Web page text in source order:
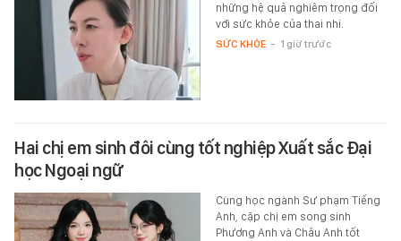
những hệ quả nghiêm trọng đối
với sức khỏe của thai nhi.
SỨC KHỎE - 1 giờ trước
Hai chị em sinh đôi cùng tốt nghiệp Xuất sắc Đại
học Ngoại ngữ
Cùng học ngành Sư phạm Tiếng
Anh, cặp chị em song sinh
Phương Anh và Châu Anh tốt